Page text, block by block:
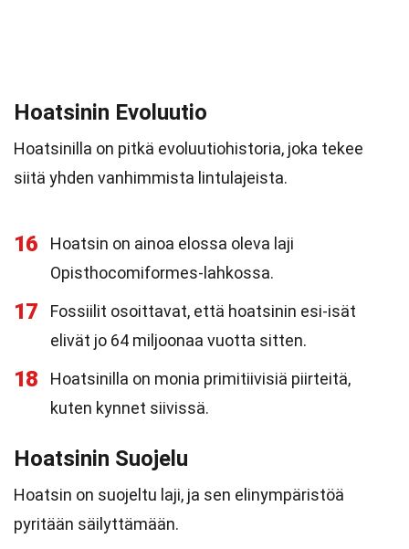
Hoatsinin Evoluutio
Hoatsinilla on pitkä evoluutiohistoria, joka tekee
siitä yhden vanhimmista lintulajeista.
16
Hoatsin on ainoa elossa oleva laji
Opisthocomiformes-lahkossa.
17
Fossiilit osoittavat, että hoatsinin esi-isät
elivät jo 64 miljoonaa vuotta sitten.
18
Hoatsinilla on monia primitiivisiä piirteitä,
kuten kynnet siivissä.
Hoatsinin Suojelu
Hoatsin on suojeltu laji, ja sen elinympäristöä
pyritään säilyttämään.